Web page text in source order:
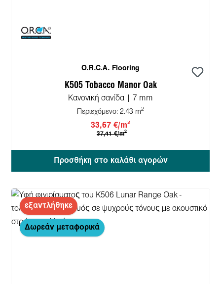
O.R.C.A. Flooring
K505 Tobacco Manor Oak
Κανονική σανίδα | 7 mm
Περιεχόμενο: 2.43 m2
33,67 €/m2
37,41 €/m2
Προσθήκη στο καλάθι αγορών
εξαντλήθηκε
Δωρεάν μεταφορικά